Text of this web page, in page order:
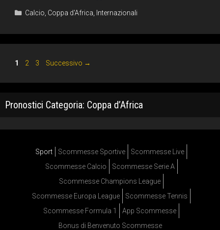
Categorie
Calcio Coppa d'Africa Internazionali
Pagina
1 Pagina
2 Pagina
3 Successivo →
Pronostici Categoria: Coppa d’Africa
Sport Scommesse Sportive
Scommesse Live
Scommesse Calcio
Scommesse Serie A
Scommesse Champions League
Scommesse Europa League
Scommesse Tennis
Scommesse Formula 1
App Scommesse
Bonus di Benvenuto Scommesse